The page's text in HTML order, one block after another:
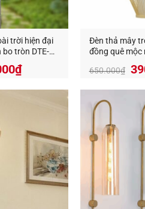
Trang Trí An An Decor
chuyên
Decor
Ánh sáng từ tâm hồn
412 Phạm Văn Đồng, P.11,
0826.227.227
anandecor.vn/
trời hiện đại
tròn DTE-
₫
Đèn thả mây
đồng quê mộc
650.000₫
là: